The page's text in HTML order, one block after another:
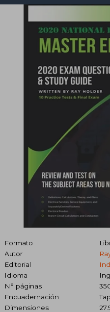
Formato
Autor
Editorial
Idioma
N° páginas
Encuadernación
Dimensiones